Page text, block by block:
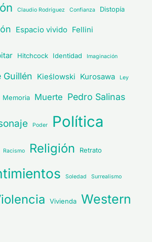
Claudio Rodríguez Confianza Distopía
Espacio vivido Fellini
Hitchcock Identidad Imaginación
Guillén Kieślowski Kurosawa Ley
Memoria Muerte Pedro Salinas
Poder Política
Racismo Religión Retrato
Soledad Surrealismo
Vivienda Western